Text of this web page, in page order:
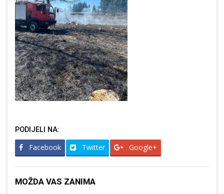
PODIJELI NA:
Facebook Twitter Google+
MOŽDA VAS ZANIMA